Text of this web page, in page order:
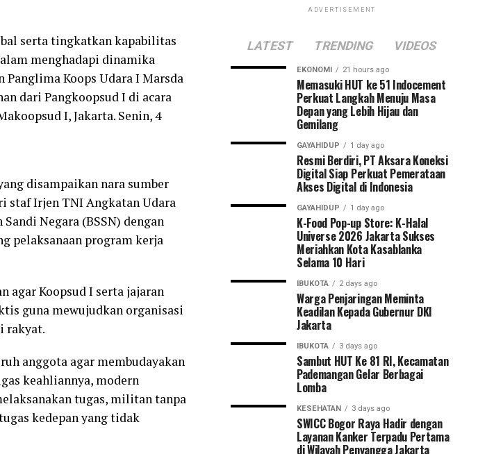
serta tingkatkan kapabilitas
menghadapi dinamika
Koops Udara I Marsda
dari Pangkoopsud I di acara
I, Jakarta. Senin, 4
disampaikan nara sumber
staf Irjen TNI Angkatan Udara
Negara (BSSN) dengan
pelaksanaan program kerja
agar Koopsud I serta jajaran
guna mewujudkan organisasi
rakyat.
anggota agar membudayakan
keahliannya, modern
tugas, militan tanpa
kedepan yang tidak
ADVERTISEMENT
LATEST TRENDING VIDEOS
EKONOMI 21 hours ago
Memasuki HUT ke 51 Indocement
Perkuat Langkah Menuju Masa
Depan yang Lebih Hijau dan
Gemilang
GAYAHIDUP 1 day ago
Resmi Berdiri, PT Aksara Koneksi
Digital Siap Perkuat Pemerataan
Akses Digital di Indonesia
GAYAHIDUP 1 day ago
K-Food Pop-up Store: K-Halal
Universe 2026 Jakarta Sukses
Meriahkan Kota Kasablanka
Selama 10 Hari
IBUKOTA 2 days ago
Warga Penjaringan Meminta
Keadilan Kepada Gubernur DKI
Jakarta
IBUKOTA 3 days ago
Sambut HUT Ke 81 RI, Kecamatan
Pademangan Gelar Berbagai
Lomba
KESEHATAN 3 days ago
SWICC Bogor Raya Hadir dengan
Layanan Kanker Terpadu Pertama
di Wilayah Penyangga Jakarta